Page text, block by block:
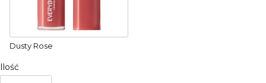
Dusty Rose
Ilość